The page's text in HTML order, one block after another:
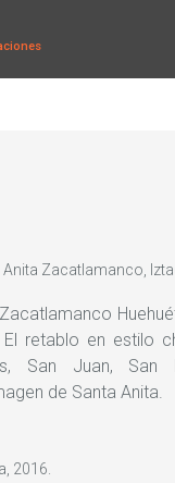
Zacatlamanco,
retablo en estilo
San Juan, San
de Santa Anita.
2016.